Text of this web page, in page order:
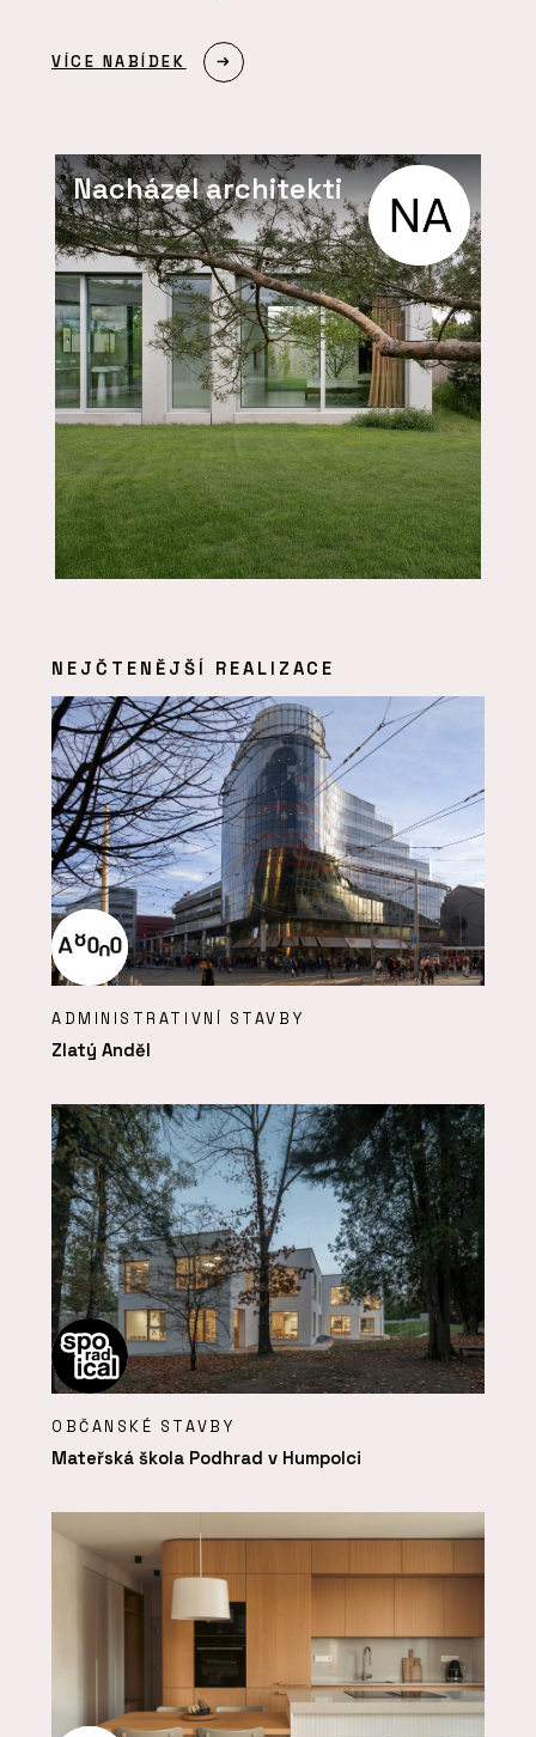
VÍCE NABÍDEK
Nacházel architekti
NEJČTENĚJŠÍ REALIZACE
ADMINISTRATIVNÍ STAVBY
Zlatý Anděl
OBČANSKÉ STAVBY
Mateřská škola Podhrad v Humpolci